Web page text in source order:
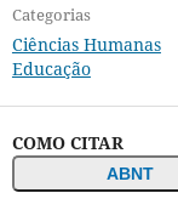
Categorias
Ciências Humanas
Educação
COMO CITAR
ABNT